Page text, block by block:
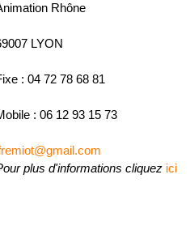
Rhône
LYON
: 04 72 78 68 81
: 06 12 93 15 73
plus d'informations cliquez ici